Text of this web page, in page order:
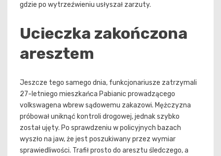
gdzie po wytrzeźwieniu usłyszał zarzuty.
Ucieczka zakończona
aresztem
Jeszcze tego samego dnia, funkcjonariusze zatrzymali
27-letniego mieszkańca Pabianic prowadzącego
volkswagena wbrew sądowemu zakazowi. Mężczyzna
próbował uniknąć kontroli drogowej, jednak szybko
został ujęty. Po sprawdzeniu w policyjnych bazach
wyszło na jaw, że jest poszukiwany przez wymiar
sprawiedliwości. Trafił prosto do aresztu śledczego, a